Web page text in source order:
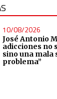
10/08/2026
José Antonio
adicciones no
sino una mala
problema”